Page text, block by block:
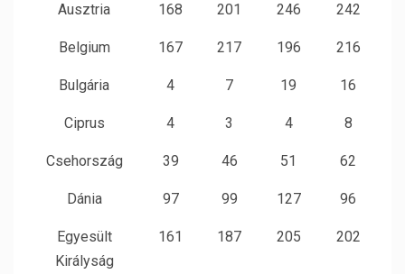
Ausztria 168 201 246 242
Belgium 167 217 196 216
Bulgária 4 7 19 16
Ciprus 4 3 4 8
Csehország 39 46 51 62
Dánia 97 99 127 96
Egyesült
Királyság
161 187 205 202